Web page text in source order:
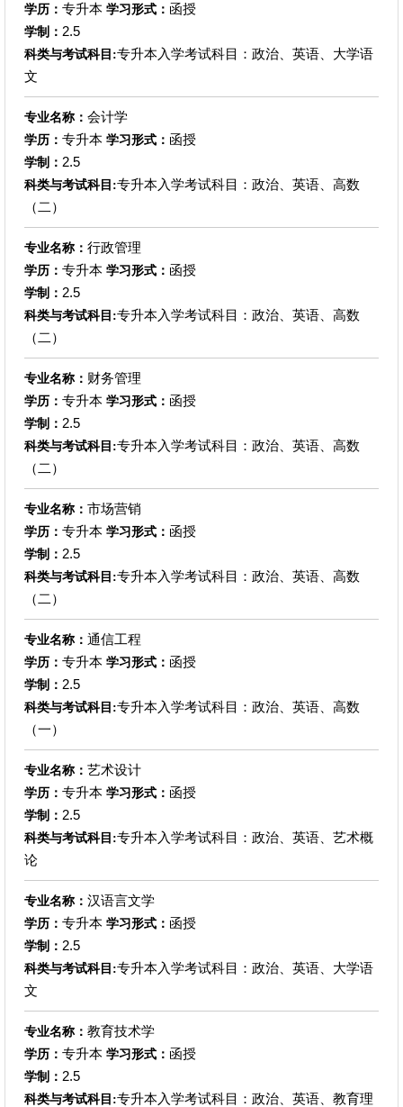
学历： 专升本 学习形式： 函授
学制： 2.5
科类与考试科目:专升本入学考试科目：政治、英语、大学语
文
专业名称： 会计学
学历： 专升本 学习形式： 函授
学制： 2.5
科类与考试科目:专升本入学考试科目：政治、英语、高数
（二）
专业名称： 行政管理
学历： 专升本 学习形式： 函授
学制： 2.5
科类与考试科目:专升本入学考试科目：政治、英语、高数
（二）
专业名称： 财务管理
学历： 专升本 学习形式： 函授
学制： 2.5
科类与考试科目:专升本入学考试科目：政治、英语、高数
（二）
专业名称： 市场营销
学历： 专升本 学习形式： 函授
学制： 2.5
科类与考试科目:专升本入学考试科目：政治、英语、高数
（二）
专业名称： 通信工程
学历： 专升本 学习形式： 函授
学制： 2.5
科类与考试科目:专升本入学考试科目：政治、英语、高数
（一）
专业名称： 艺术设计
学历： 专升本 学习形式： 函授
学制： 2.5
科类与考试科目:专升本入学考试科目：政治、英语、艺术概
论
专业名称： 汉语言文学
学历： 专升本 学习形式： 函授
学制： 2.5
科类与考试科目:专升本入学考试科目：政治、英语、大学语
文
专业名称： 教育技术学
学历： 专升本 学习形式： 函授
学制： 2.5
科类与考试科目:专升本入学考试科目：政治、英语、教育理